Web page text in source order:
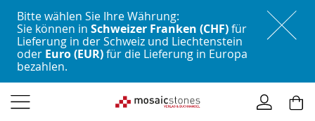
Bitte wählen Sie Ihre Währung:
Sie können in Schweizer Franken (CHF)für
Lieferung in der Schweiz und Liechtenstein
oder Euro (EUR)für die Lieferung in Europa
bezahlen.
zum